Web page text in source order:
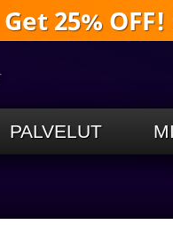
Get 25% OFF!
PALVELUT